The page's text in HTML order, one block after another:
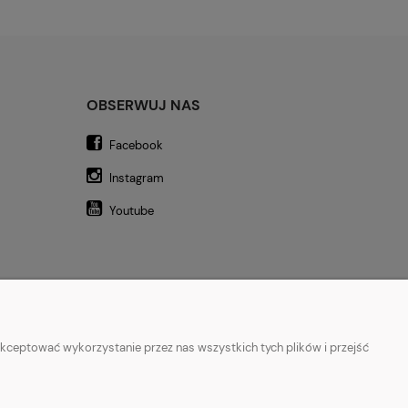
OBSERWUJ NAS
Facebook
Instagram
Youtube
wykorzystanie przez nas wszystkich tych plików i przejść